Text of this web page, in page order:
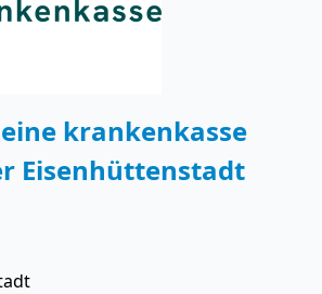
krankenkasse
Eisenhüttenstadt